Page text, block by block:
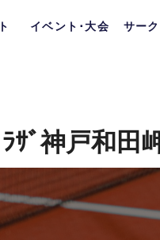
イベント･大会 サー
ﾗｻﾞ神戸和田